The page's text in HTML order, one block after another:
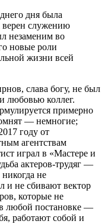
дня была
верен служению
незаменим во
новые роли
жизни всей
слава богу, не был
любовью коллег.
примерно
— немногие;
году от
агентствам
играл в «Мастере и
актеров-трудяг —
не
и не сбивают вектор
которые не
любой постановке —
работают собой и